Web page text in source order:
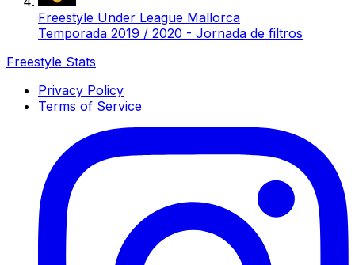
Freestyle Under League Mallorca
Temporada 2019 / 2020 - Jornada de filtros
Freestyle Stats
Privacy Policy
Terms of Service